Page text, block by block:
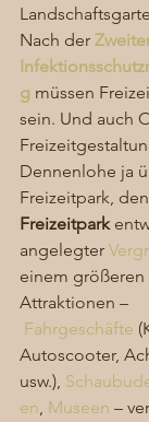
Nach der
g müssen
sein. Und auch
Dennenlohe ja
Freizeitpark,
Freizeitpark
angelegter
einem
Attraktionen –
Fahrgeschäfte
Autoscooter,
usw.),
en, Museen –